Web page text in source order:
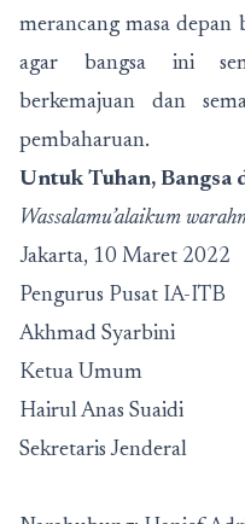
merancang masa depan
agar bangsa ini
berkemajuan dan
pembaharuan.
Untuk Tuhan, Bangsa
Wassalamu’alaikum
Jakarta, 10 Maret 2022
Pengurus Pusat IA-ITB
Akhmad Syarbini
Ketua Umum
Hairul Anas Suaidi
Sekretaris Jenderal